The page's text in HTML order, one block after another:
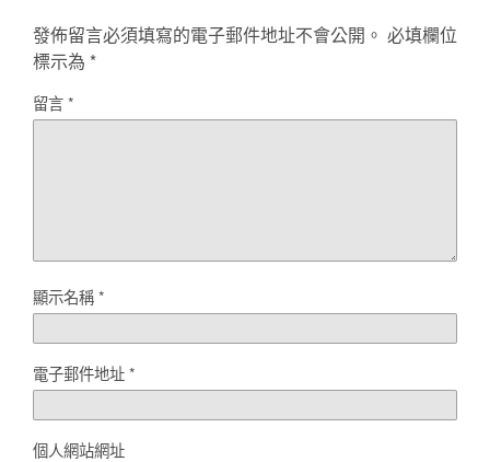
發佈留言必須填寫的電子郵件地址不會公開。 必填欄位
標示為 *
留言*
顯示名稱*
電子郵件地址*
個人網站網址